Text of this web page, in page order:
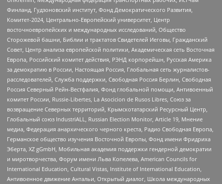
Финланд, Гудзоновский институт, Фонд Демократического Развития,
Комитет-2024, Центрально-Европейский университет, Центр
восточноевропейских и международных исследований, Общество
Сторожевой башни, Библии и трактатов Свидетелей Иеговы, Гражданский
Совет, Центр анализа европейской политики, Академическая сеть Восточная
Европа, Российский комитет действия, РЭНД корпорейшн, Русская Америка
за демократию в России, Настоящая Россия, Глобальная сеть журналистов-
расследователей, Служба поддержки, Свободная Россия Берлин, Свободная
Россия Северный Рейн-Вестфалия, Фонд глобальной помощи, Антивоенный
комитет России, Russie-Libertes, La Asocicion de Rusos Libres, Союз за
возвращение Северных территорий, Крымскотатарский Ресурсный Центр,
Глобальный союз IndustriALL, Russian Election Monitor, Article 19, Мнение
медиа, Федерация анархического черного креста, Радио Свободная Европа,
Германское общество изучения Восточной Европы, Фонд имени Фридриха
Эберта, XZ gGmbH, Мобильная академия поддержки гендерной демократии
и миротворчества, Форум имени Льва Копелева, American Councils for
International Education, Cultural Vistas, Institute of International Education,
Антивоенное движение Антальи, Открытый диалог, Школа международных